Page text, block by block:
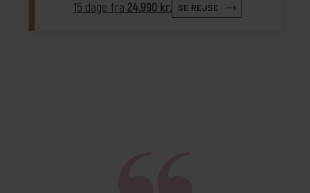
15 dage fra 24.990 kr. SE REJSE